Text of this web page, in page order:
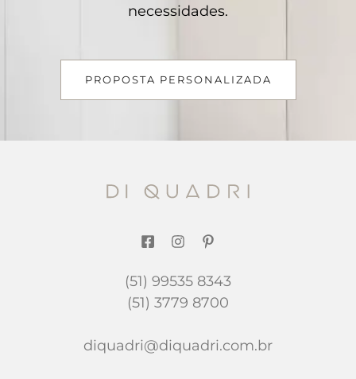
necessidades.
PROPOSTA PERSONALIZADA
(51) 99535 8343
(51) 3779 8700
diquadri@diquadri.com.br